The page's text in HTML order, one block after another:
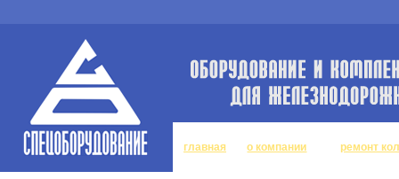
главная о компании ремонт